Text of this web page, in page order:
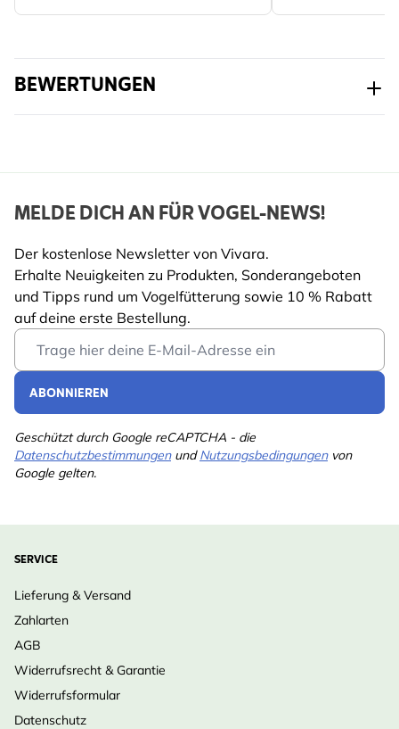
Hilft Vögeln, ihr Gefieder gesund und funktional zu
Der perfekte Start für einen tierfreundlichen
Außenbereich.
WARUM VIVARA?
Entwickelt in Zusammenarbeit mit führenden
Design mit Fokus auf Langlebigkeit, einfache Nutzung
und Tierwohl.
Einzigartiges Produkt – nur bei Vivara erhältlich.
Von Expert*innen geprüft – für beste Qualität und
echte Ergebnisse.
BEWERTUNGEN
MELDE DICH AN FÜR VOGEL-NEWS!
Der kostenlose Newsletter von Vivara.
Erhalte Neuigkeiten zu Produkten, Sonderangeboten
und Tipps rund um Vogelfütterung sowie 10 % Rabatt
auf deine erste Bestellung.
Email Address
ABONNIEREN
Geschützt durch Google reCAPTCHA - die
DatenschutzbestimmungenundNutzungsbedingungenvon
Google gelten.
SERVICE
Lieferung & Versand
Zahlarten
AGB
Widerrufsrecht & Garantie
Widerrufsformular
Datenschutz